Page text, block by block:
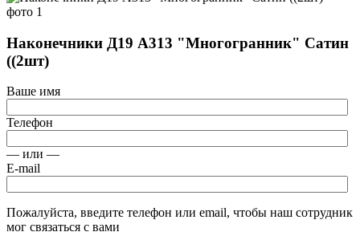
Наконечники Д19 А313 "Многогранник" Сатин
((2шт)
Ваше имя
Телефон
— или —
E-mail
Пожалуйста, введите телефон или email, чтобы наш сотрудник
мог связаться с вами